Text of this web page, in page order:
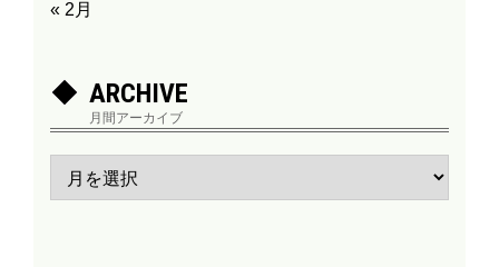
« 2月
ARCHIVE
月間アーカイブ